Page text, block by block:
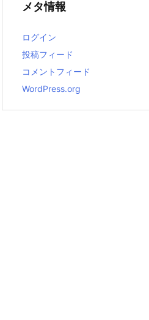
メタ情報
ログイン
投稿フィード
コメントフィード
WordPress.org